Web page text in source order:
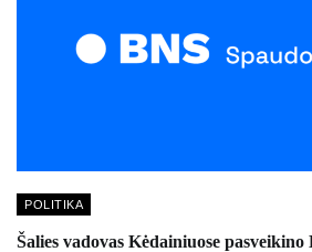
POLITIKA
Šalies vadovas Kėdainiuose pasveikino